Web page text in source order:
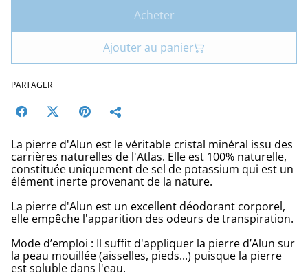
Acheter
Ajouter au panier
PARTAGER
La pierre d'Alun est le véritable cristal minéral issu des
carrières naturelles de l'Atlas. Elle est 100% naturelle,
constituée uniquement de sel de potassium qui est un
élément inerte provenant de la nature.
La pierre d'Alun est un excellent déodorant corporel,
elle empêche l'apparition des odeurs de transpiration.
Mode d’emploi : Il suffit d'appliquer la pierre d’Alun sur
la peau mouillée (aisselles, pieds...) puisque la pierre
est soluble dans l'eau.